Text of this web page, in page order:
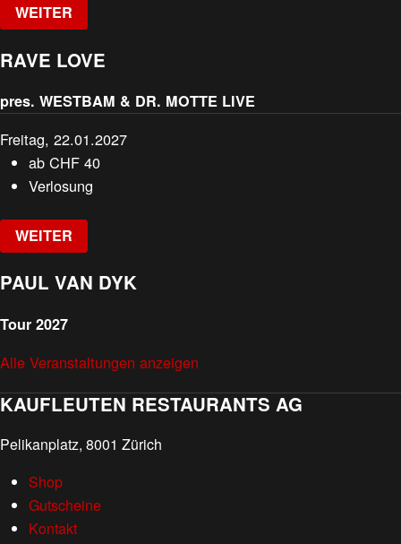
WEITER
RAVE LOVE
pres. WESTBAM & DR. MOTTE LIVE
Freitag, 22.01.2027
abCHF 40
Verlosung
WEITER
PAUL VAN DYK
Tour 2027
Alle Veranstaltungen anzeigen
KAUFLEUTEN RESTAURANTS AG
Pelikanplatz, 8001 Zürich
Shop
Gutscheine
Kontakt